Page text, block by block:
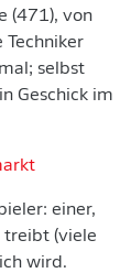
(471), von
Techniker
selbst
Geschick im
einer,
treibt (viele
wird.